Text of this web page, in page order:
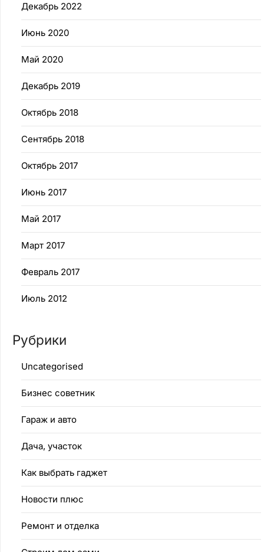
Декабрь 2022
Июнь 2020
Май 2020
Декабрь 2019
Октябрь 2018
Сентябрь 2018
Октябрь 2017
Июнь 2017
Май 2017
Март 2017
Февраль 2017
Июль 2012
Рубрики
Uncategorised
Бизнес советник
Гараж и авто
Дача, участок
Как выбрать гаджет
Новости плюс
Ремонт и отделка